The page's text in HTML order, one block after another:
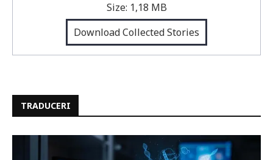
Size: 1,18 MB
Download Collected Stories
TRADUCERI